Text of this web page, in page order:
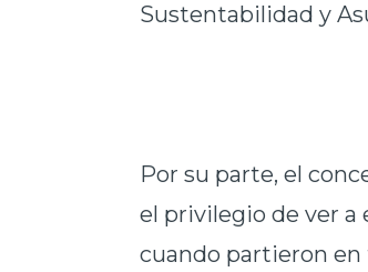
Sustentabilidad y
Por su parte, el
el privilegio de ver a
cuando partieron